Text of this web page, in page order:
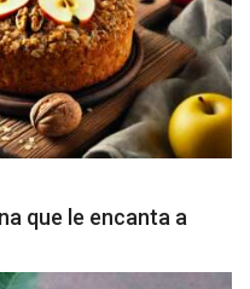
que le encanta a